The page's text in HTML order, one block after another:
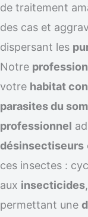
de traitement
des cas et
dispersant les
Notre
votre habitat
parasites du
professionnel
désinsectiseurs
ces insectes :
aux insecticides
permettant une